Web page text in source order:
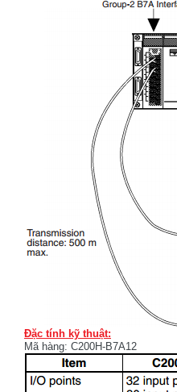
Đặc tính kỹ thuật:
Mã hàng: C200H-B7A12